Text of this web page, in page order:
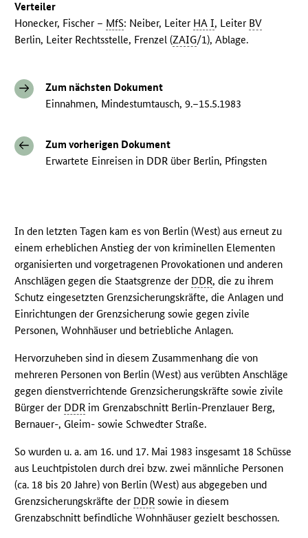
Verteiler
Honecker, Fischer – MfS: Neiber, Leiter HA I, Leiter BV
Berlin, Leiter Rechtsstelle, Frenzel (ZAIG/1), Ablage.
Zum nächsten Dokument
Einnahmen, Mindestumtausch, 9.–15.5.1983
Zum vorherigen Dokument
Erwartete Einreisen in DDR über Berlin, Pfingsten
In den letzten Tagen kam es von Berlin (West) aus erneut zu
einem erheblichen Anstieg der von kriminellen Elementen
organisierten und vorgetragenen Provokationen und anderen
Anschlägen gegen die Staatsgrenze der DDR, die zu ihrem
Schutz eingesetzten Grenzsicherungskräfte, die Anlagen und
Einrichtungen der Grenzsicherung sowie gegen zivile
Personen, Wohnhäuser und betriebliche Anlagen.
Hervorzuheben sind in diesem Zusammenhang die von
mehreren Personen von Berlin (West) aus verübten Anschläge
gegen dienstverrichtende Grenzsicherungskräfte sowie zivile
Bürger der DDR im Grenzabschnitt Berlin-Prenzlauer Berg,
Bernauer-, Gleim- sowie Schwedter Straße.
So wurden u. a. am 16. und 17. Mai 1983 insgesamt 18 Schüsse
aus Leuchtpistolen durch drei bzw. zwei männliche Personen
(ca. 18 bis 20 Jahre) von Berlin (West) aus abgegeben und
Grenzsicherungskräfte der DDR sowie in diesem
Grenzabschnitt befindliche Wohnhäuser gezielt beschossen.